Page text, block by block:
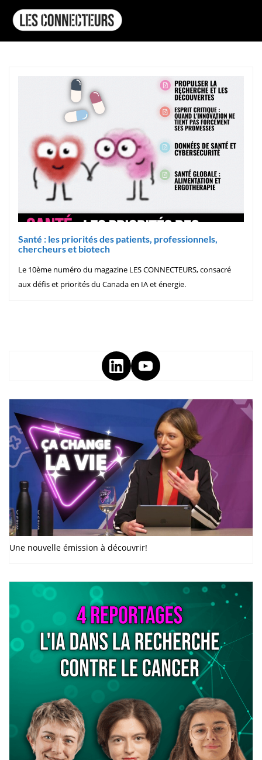
Santé : les priorités des patients, professionnels,
chercheurs et biotech
Le 10ème numéro du magazine LES CONNECTEURS, consacré
aux défis et priorités du Canada en IA et énergie.
Une nouvelle émission à découvrir!